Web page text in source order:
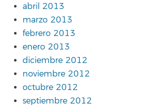
abril 2013
marzo 2013
febrero 2013
enero 2013
diciembre 2012
noviembre 2012
octubre 2012
septiembre 2012